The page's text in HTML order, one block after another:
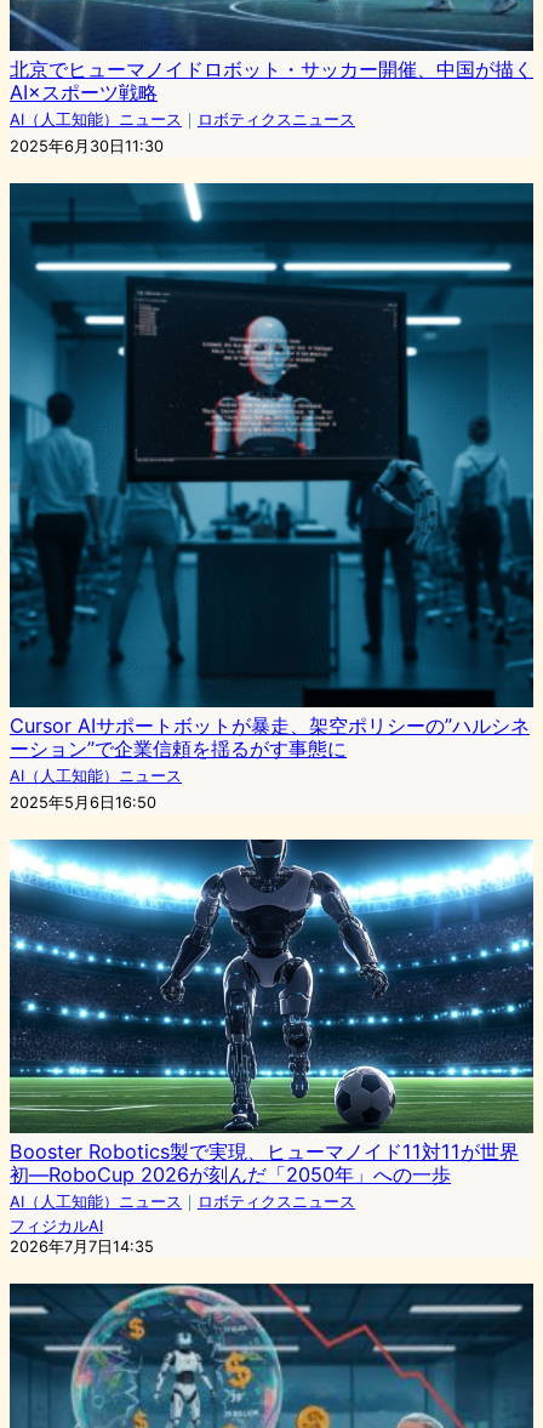
北京でヒューマノイドロボット・サッカー開催、中国が描く
AI×スポーツ戦略
AI（人工知能）ニュース ｜ ロボティクスニュース
2025年6月30日11:30
Cursor AIサポートボットが暴走、架空ポリシーの”ハルシネ
ーション”で企業信頼を揺るがす事態に
AI（人工知能）ニュース
2025年5月6日16:50
Booster Robotics製で実現、ヒューマノイド11対11が世界
初—RoboCup 2026が刻んだ「2050年」への一歩
AI（人工知能）ニュース ｜ ロボティクスニュース
フィジカルAI
2026年7月7日14:35